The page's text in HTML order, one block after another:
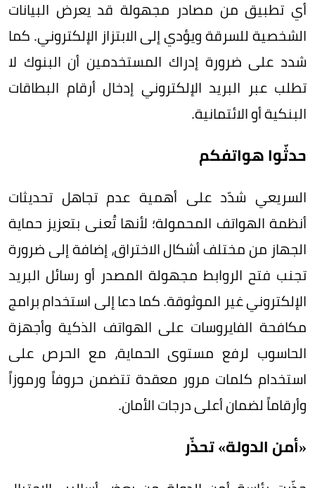
أي تطبيق من مصادر مجهولة قد يعرض البيانات
الشخصية للسرقة ويؤدي إلى الابتزاز الإلكتروني. كما
شدد على ضرورة إدراك المستخدمين أن البنوك لا
تطلب عبر البريد الإلكتروني إدخال أرقام البطاقات
البنكية أو الائتمانية.
حدثّوا هواتفكم
السريعي شدّد على أهمية عدم تجاهل تحديثات
أنظمة الهواتف المحمولة؛ لأنها تُعنى بتعزيز حماية
الجهاز من مختلف أشكال الاختراق، إضافة إلى ضرورة
تجنب فتح الروابط مجهولة المصدر أو رسائل البريد
الإلكتروني غير الموثوقة. كما دعا إلى استخدام برامج
مكافحة الفايروسات على الهواتف الذكية وأجهزة
الحاسوب لرفع مستوى الحماية، مع الحرص على
استخدام كلمات مرور معقدة تتضمن حروفاً ورموزاً
وأرقاماً لضمان أعلى درجات الأمان.
«أمن الدولة» تحذّر